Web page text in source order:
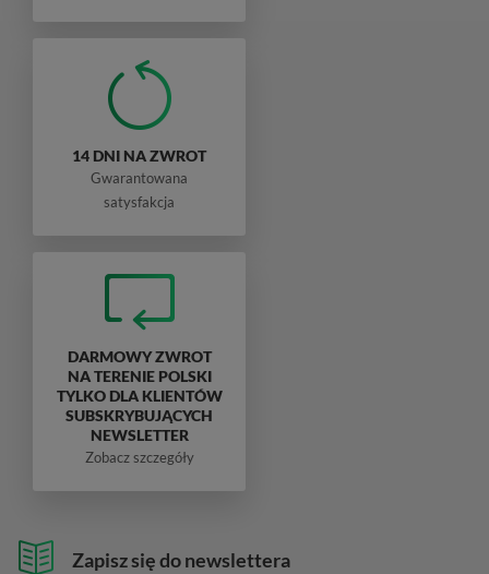
Zapisz się do newslettera
14 DNI NA ZWROT
Gwarantowana
satysfakcja
DARMOWY ZWROT
NA TERENIE POLSKI
TYLKO DLA KLIENTÓW
SUBSKRYBUJĄCYCH
NEWSLETTER
Zobacz szczegóły